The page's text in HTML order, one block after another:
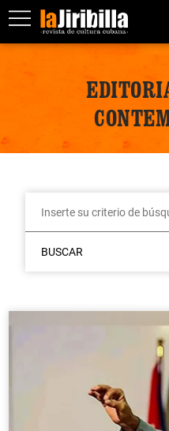
BUSCAR